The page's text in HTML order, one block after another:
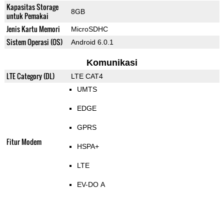
Kapasitas Storage
untuk Pemakai
8GB
Jenis Kartu Memori MicroSDHC
Sistem Operasi (OS) Android 6.0.1
Komunikasi
LTE Category (DL) LTE CAT4
Fitur Modem
UMTS
EDGE
GPRS
HSPA+
LTE
EV-DO A